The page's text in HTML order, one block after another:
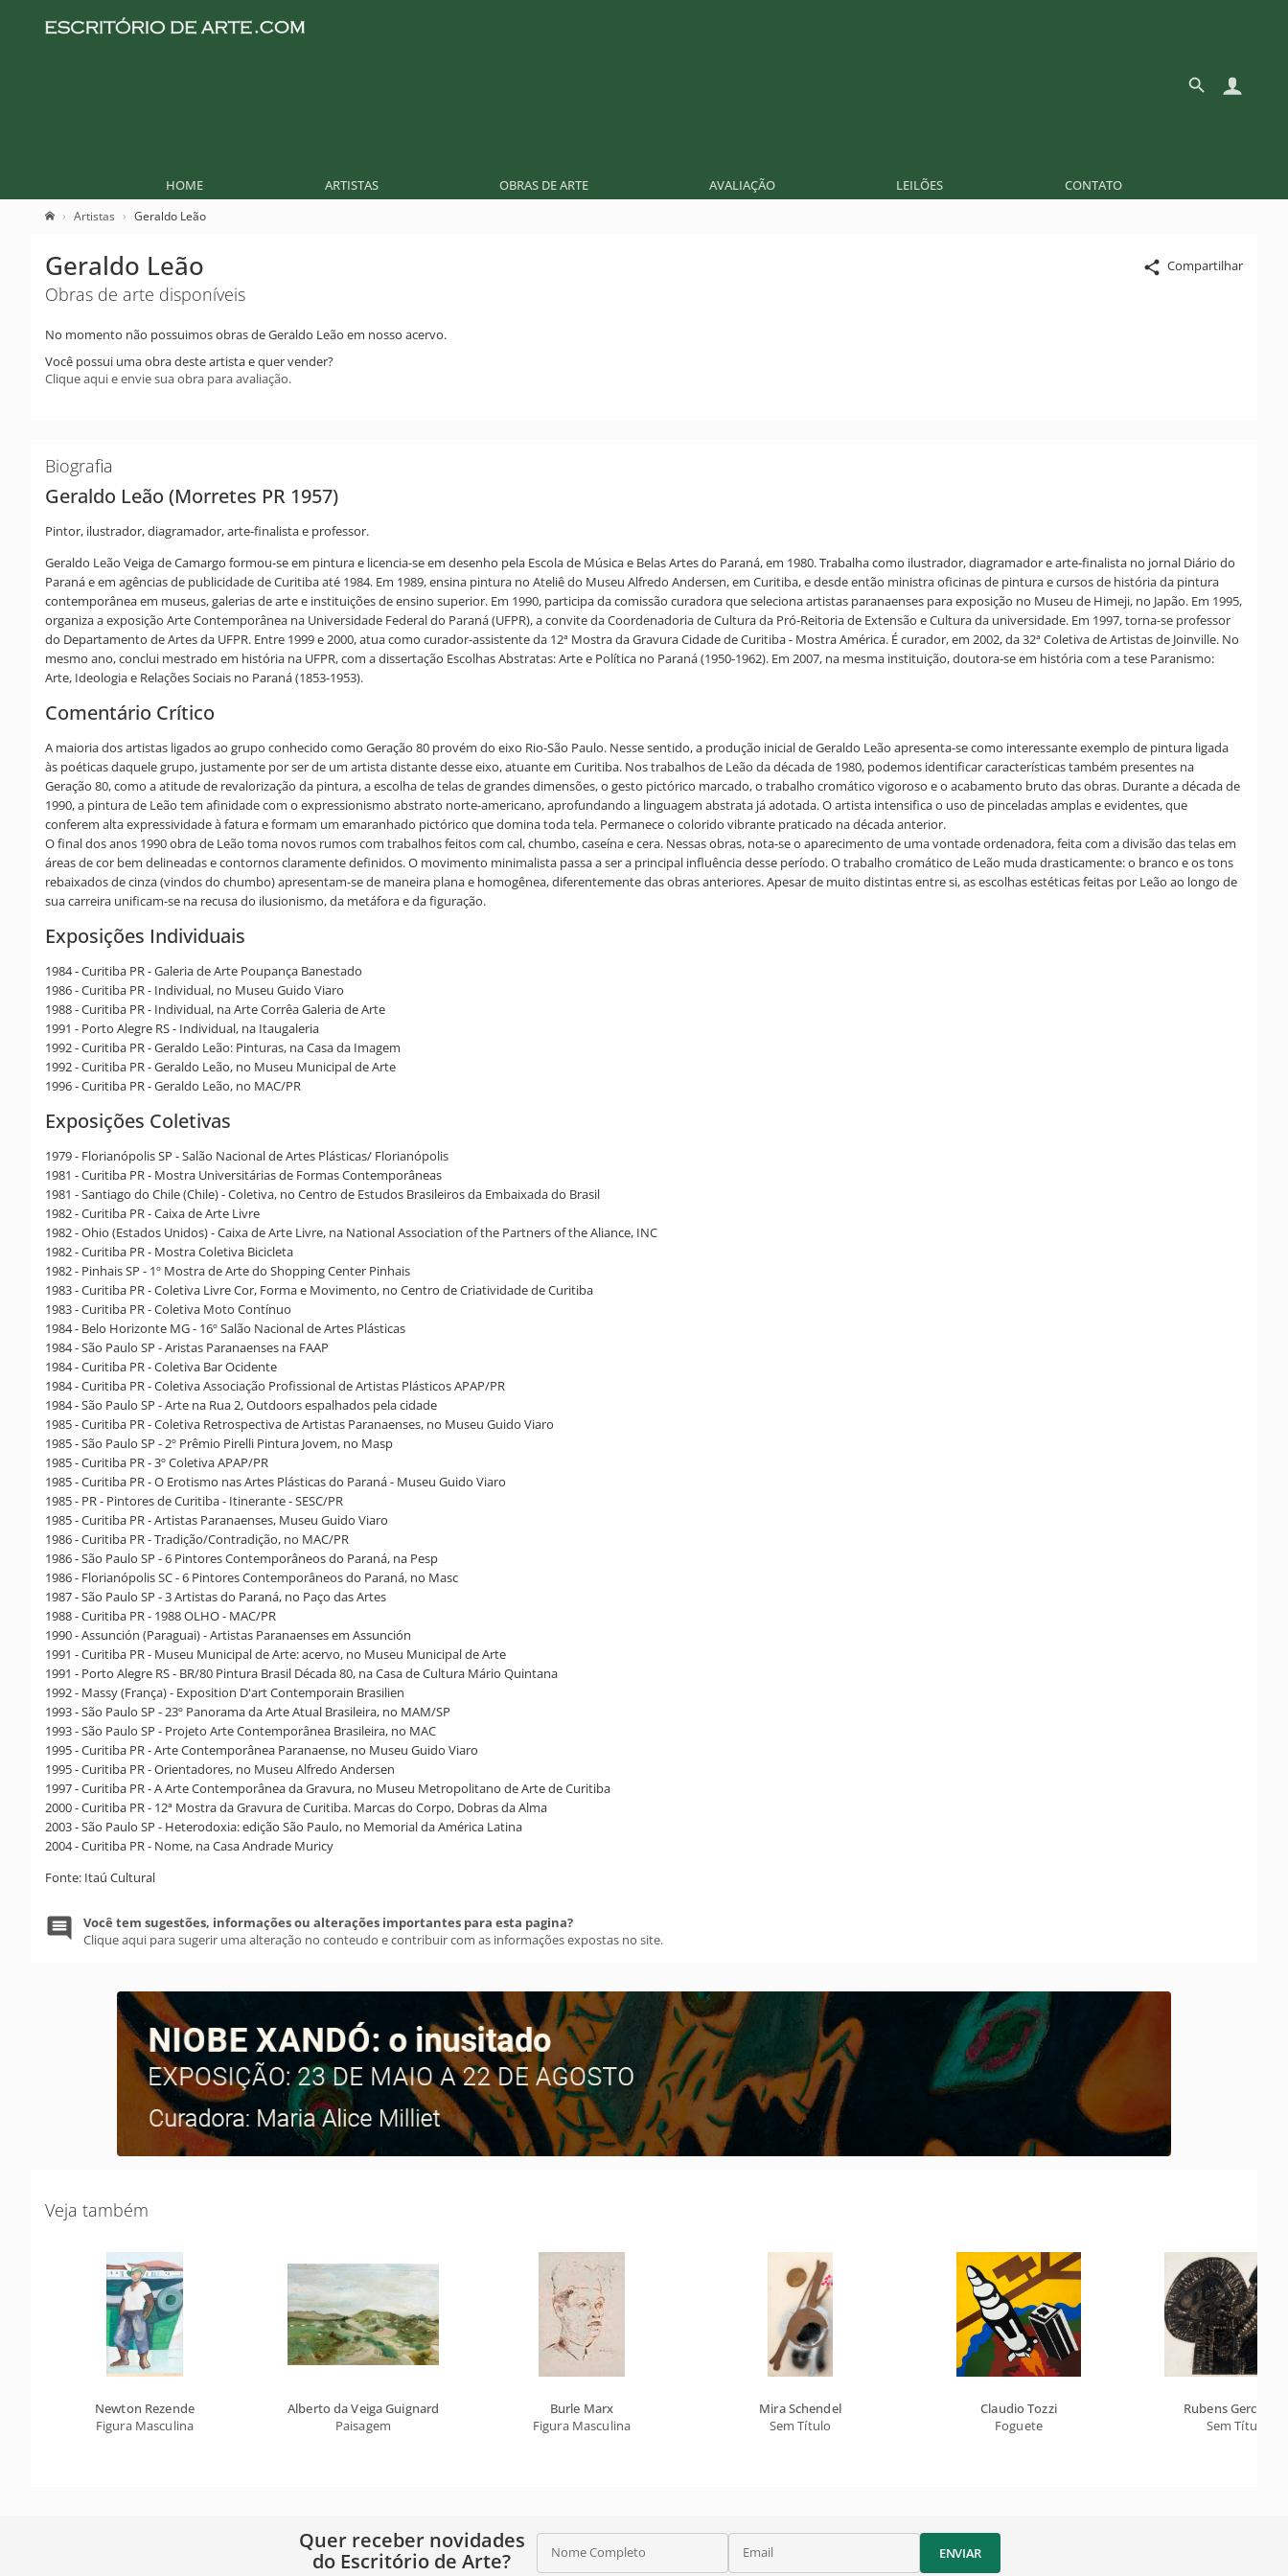
HOME ARTISTAS OBRAS DE ARTE AVALIAÇÃO LEILÕES CONTATO
Artistas Geraldo Leão
Compartilhar
Geraldo Leão
Obras de arte disponíveis
No momento não possuimos obras de Geraldo Leão em nosso acervo.
Você possui uma obra deste artista e quer vender?
Clique aqui e envie sua obra para avaliação.
Biografia
Geraldo Leão (Morretes PR 1957)
Pintor, ilustrador, diagramador, arte-finalista e professor.
Geraldo Leão Veiga de Camargo formou-se em pintura e licencia-se em desenho pela Escola de Música e Belas Artes do Paraná, em 1980. Trabalha como ilustrador, diagramador e arte-finalista no jornal Diário do
Paraná e em agências de publicidade de Curitiba até 1984. Em 1989, ensina pintura no Ateliê do Museu Alfredo Andersen, em Curitiba, e desde então ministra oficinas de pintura e cursos de história da pintura
contemporânea em museus, galerias de arte e instituições de ensino superior. Em 1990, participa da comissão curadora que seleciona artistas paranaenses para exposição no Museu de Himeji, no Japão. Em 1995,
organiza a exposição Arte Contemporânea na Universidade Federal do Paraná (UFPR), a convite da Coordenadoria de Cultura da Pró-Reitoria de Extensão e Cultura da universidade. Em 1997, torna-se professor
do Departamento de Artes da UFPR. Entre 1999 e 2000, atua como curador-assistente da 12ª Mostra da Gravura Cidade de Curitiba - Mostra América. É curador, em 2002, da 32ª Coletiva de Artistas de Joinville. No
mesmo ano, conclui mestrado em história na UFPR, com a dissertação Escolhas Abstratas: Arte e Política no Paraná (1950-1962). Em 2007, na mesma instituição, doutora-se em história com a tese Paranismo:
Arte, Ideologia e Relações Sociais no Paraná (1853-1953).
Comentário Crítico
A maioria dos artistas ligados ao grupo conhecido como Geração 80 provém do eixo Rio-São Paulo. Nesse sentido, a produção inicial de Geraldo Leão apresenta-se como interessante exemplo de pintura ligada
às poéticas daquele grupo, justamente por ser de um artista distante desse eixo, atuante em Curitiba. Nos trabalhos de Leão da década de 1980, podemos identificar características também presentes na
Geração 80, como a atitude de revalorização da pintura, a escolha de telas de grandes dimensões, o gesto pictórico marcado, o trabalho cromático vigoroso e o acabamento bruto das obras. Durante a década de
1990, a pintura de Leão tem afinidade com o expressionismo abstrato norte-americano, aprofundando a linguagem abstrata já adotada. O artista intensifica o uso de pinceladas amplas e evidentes, que
conferem alta expressividade à fatura e formam um emaranhado pictórico que domina toda tela. Permanece o colorido vibrante praticado na década anterior.
O final dos anos 1990 obra de Leão toma novos rumos com trabalhos feitos com cal, chumbo, caseína e cera. Nessas obras, nota-se o aparecimento de uma vontade ordenadora, feita com a divisão das telas em
áreas de cor bem delineadas e contornos claramente definidos. O movimento minimalista passa a ser a principal influência desse período. O trabalho cromático de Leão muda drasticamente: o branco e os tons
rebaixados de cinza (vindos do chumbo) apresentam-se de maneira plana e homogênea, diferentemente das obras anteriores. Apesar de muito distintas entre si, as escolhas estéticas feitas por Leão ao longo de
sua carreira unificam-se na recusa do ilusionismo, da metáfora e da figuração.
Exposições Individuais
1984 - Curitiba PR - Galeria de Arte Poupança Banestado
1986 - Curitiba PR - Individual, no Museu Guido Viaro
1988 - Curitiba PR - Individual, na Arte Corrêa Galeria de Arte
1991 - Porto Alegre RS - Individual, na Itaugaleria
1992 - Curitiba PR - Geraldo Leão: Pinturas, na Casa da Imagem
1992 - Curitiba PR - Geraldo Leão, no Museu Municipal de Arte
1996 - Curitiba PR - Geraldo Leão, no MAC/PR
Exposições Coletivas
1979 - Florianópolis SP - Salão Nacional de Artes Plásticas/ Florianópolis
1981 - Curitiba PR - Mostra Universitárias de Formas Contemporâneas
1981 - Santiago do Chile (Chile) - Coletiva, no Centro de Estudos Brasileiros da Embaixada do Brasil
1982 - Curitiba PR - Caixa de Arte Livre
1982 - Ohio (Estados Unidos) - Caixa de Arte Livre, na National Association of the Partners of the Aliance, INC
1982 - Curitiba PR - Mostra Coletiva Bicicleta
1982 - Pinhais SP - 1º Mostra de Arte do Shopping Center Pinhais
1983 - Curitiba PR - Coletiva Livre Cor, Forma e Movimento, no Centro de Criatividade de Curitiba
1983 - Curitiba PR - Coletiva Moto Contínuo
1984 - Belo Horizonte MG - 16º Salão Nacional de Artes Plásticas
1984 - São Paulo SP - Aristas Paranaenses na FAAP
1984 - Curitiba PR - Coletiva Bar Ocidente
1984 - Curitiba PR - Coletiva Associação Profissional de Artistas Plásticos APAP/PR
1984 - São Paulo SP - Arte na Rua 2, Outdoors espalhados pela cidade
1985 - Curitiba PR - Coletiva Retrospectiva de Artistas Paranaenses, no Museu Guido Viaro
1985 - São Paulo SP - 2º Prêmio Pirelli Pintura Jovem, no Masp
1985 - Curitiba PR - 3º Coletiva APAP/PR
1985 - Curitiba PR - O Erotismo nas Artes Plásticas do Paraná - Museu Guido Viaro
1985 - PR - Pintores de Curitiba - Itinerante - SESC/PR
1985 - Curitiba PR - Artistas Paranaenses, Museu Guido Viaro
1986 - Curitiba PR - Tradição/Contradição, no MAC/PR
1986 - São Paulo SP - 6 Pintores Contemporâneos do Paraná, na Pesp
1986 - Florianópolis SC - 6 Pintores Contemporâneos do Paraná, no Masc
1987 - São Paulo SP - 3 Artistas do Paraná, no Paço das Artes
1988 - Curitiba PR - 1988 OLHO - MAC/PR
1990 - Assunción (Paraguai) - Artistas Paranaenses em Assunción
1991 - Curitiba PR - Museu Municipal de Arte: acervo, no Museu Municipal de Arte
1991 - Porto Alegre RS - BR/80 Pintura Brasil Década 80, na Casa de Cultura Mário Quintana
1992 - Massy (França) - Exposition D'art Contemporain Brasilien
1993 - São Paulo SP - 23º Panorama da Arte Atual Brasileira, no MAM/SP
1993 - São Paulo SP - Projeto Arte Contemporânea Brasileira, no MAC
1995 - Curitiba PR - Arte Contemporânea Paranaense, no Museu Guido Viaro
1995 - Curitiba PR - Orientadores, no Museu Alfredo Andersen
1997 - Curitiba PR - A Arte Contemporânea da Gravura, no Museu Metropolitano de Arte de Curitiba
2000 - Curitiba PR - 12ª Mostra da Gravura de Curitiba. Marcas do Corpo, Dobras da Alma
2003 - São Paulo SP - Heterodoxia: edição São Paulo, no Memorial da América Latina
2004 - Curitiba PR - Nome, na Casa Andrade Muricy
Fonte: Itaú Cultural
Você tem sugestões, informações ou alterações importantes para esta pagina?
Clique aqui para sugerir uma alteração no conteudo e contribuir com as informações expostas no site.
Veja também
Newton Rezende
Figura Masculina
Alberto da Veiga Guignard
Paisagem
Burle Marx
Figura Masculina
Mira Schendel
Sem Título
Claudio Tozzi
Foguete
Rubens
Sem Título
Quer receber novidades
do Escritório de Arte?
Nome Completo Email ENVIAR